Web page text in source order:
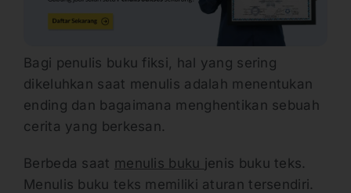
Bagi penulis buku fiksi, hal yang sering
dikeluhkan saat menulis adalah menentukan
ending dan bagaimana menghentikan sebuah
cerita yang berkesan.
Berbeda saat menulis buku jenis buku teks.
Menulis buku teks memiliki aturan tersendiri.